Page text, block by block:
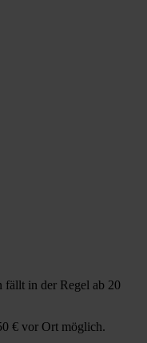
fällt in der Regel ab 20
€ vor Ort möglich.